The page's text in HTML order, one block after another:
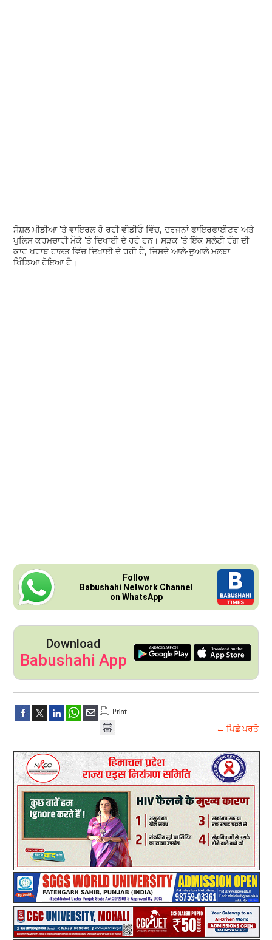
ਸੋਸ਼ਲ ਮੀਡੀਆ 'ਤੇ ਵਾਇਰਲ ਹੋ ਰਹੀ ਵੀਡੀਓ ਵਿੱਚ, ਦਰਜਨਾਂ ਫਾਇਰਫਾਈਟਰ ਅਤੇ
ਪੁਲਿਸ ਕਰਮਚਾਰੀ ਮੌਕੇ 'ਤੇ ਦਿਖਾਈ ਦੇ ਰਹੇ ਹਨ। ਸੜਕ 'ਤੇ ਇੱਕ ਸਲੇਟੀ ਰੰਗ ਦੀ
ਕਾਰ ਖਰਾਬ ਹਾਲਤ ਵਿੱਚ ਦਿਖਾਈ ਦੇ ਰਹੀ ਹੈ, ਜਿਸਦੇ ਆਲੇ-ਦੁਆਲੇ ਮਲਬਾ
ਖਿੰਡਿਆ ਹੋਇਆ ਹੈ।
Follow
Babushahi Network Channel
on WhatsApp
Download
Babushahi App
← ਪਿਛੇ ਪਰਤੋ